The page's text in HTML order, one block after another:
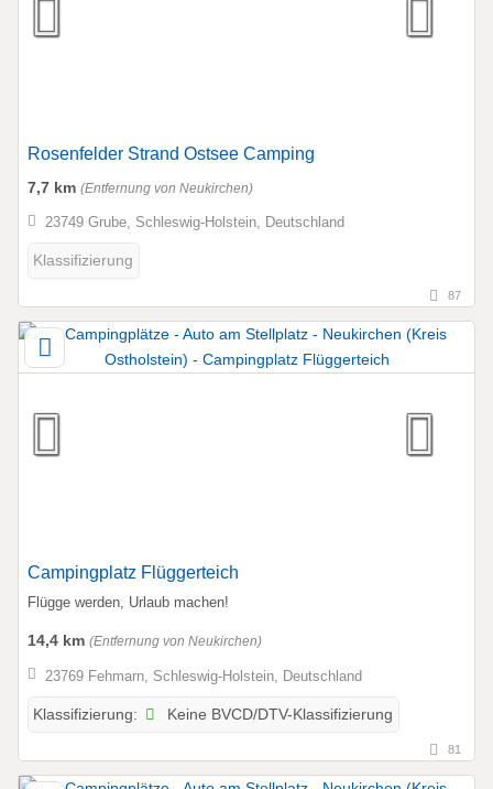
Rosenfelder Strand Ostsee Camping
7,7 km (Entfernung von Neukirchen)
23749 Grube, Schleswig-Holstein, Deutschland
Klassifizierung
87
Campingplatz Flüggerteich
Flügge werden, Urlaub machen!
14,4 km (Entfernung von Neukirchen)
23769 Fehmarn, Schleswig-Holstein, Deutschland
Klassifizierung: Keine BVCD/DTV-Klassifizierung
81